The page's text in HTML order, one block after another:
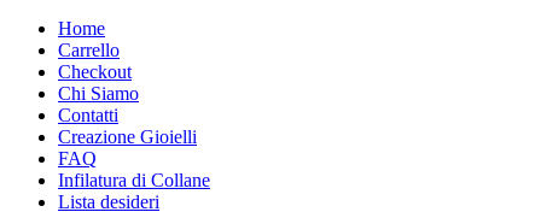
Home
Carrello
Checkout
Chi Siamo
Contatti
Creazione Gioielli
FAQ
Infilatura di Collane
Lista desideri